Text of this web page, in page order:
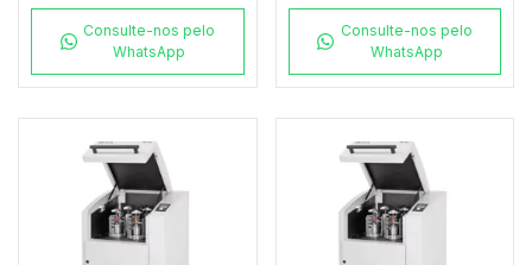
Consulte-nos pelo
WhatsApp
Consulte-nos pelo
WhatsApp